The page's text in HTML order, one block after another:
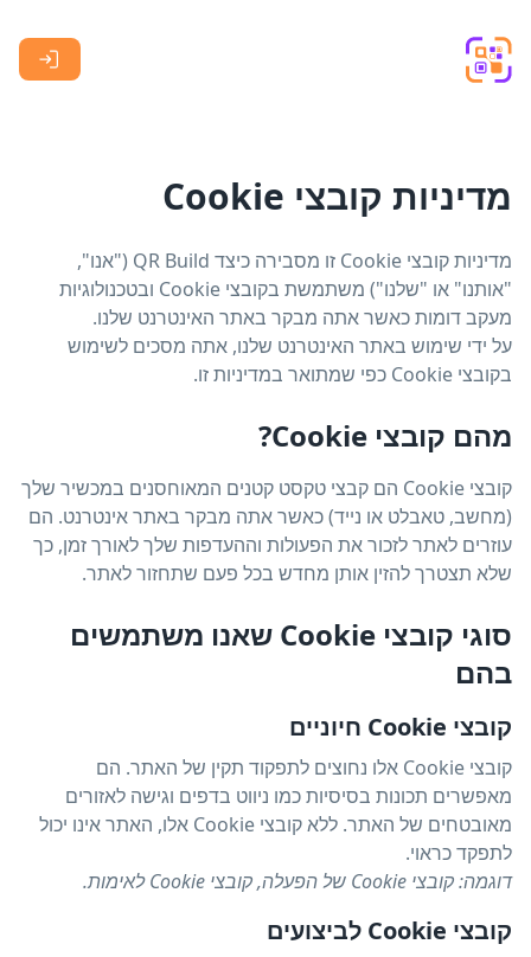
מדיניות קובצי Cookie
מדיניות קובצי Cookie זו מסבירה כיצד QR Build ("אנו",
"אותנו" או "שלנו") משתמשת בקובצי Cookie ובטכנולוגיות
מעקב דומות כאשר אתה מבקר באתר האינטרנט שלנו.
על ידי שימוש באתר האינטרנט שלנו, אתה מסכים לשימוש
בקובצי Cookie כפי שמתואר במדיניות זו.
מהם קובצי Cookie?
קובצי Cookie הם קבצי טקסט קטנים המאוחסנים במכשיר שלך
(מחשב, טאבלט או נייד) כאשר אתה מבקר באתר אינטרנט. הם
עוזרים לאתר לזכור את הפעולות וההעדפות שלך לאורך זמן, כך
שלא תצטרך להזין אותן מחדש בכל פעם שתחזור לאתר.
סוגי קובצי Cookie שאנו משתמשים
בהם
קובצי Cookie חיוניים
קובצי Cookie אלו נחוצים לתפקוד תקין של האתר. הם
מאפשרים תכונות בסיסיות כמו ניווט בדפים וגישה לאזורים
מאובטחים של האתר. ללא קובצי Cookie אלו, האתר אינו יכול
לתפקד כראוי.
דוגמה: קובצי Cookie של הפעלה, קובצי Cookie לאימות.
קובצי Cookie לביצועים